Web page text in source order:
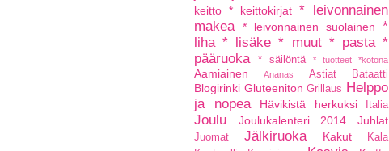
keitto * keittokirjat * leivonnainen
makea
* leivonnainen suolainen
*
liha * lisäke * muut * pasta *
pääruoka
* säilöntä * tuotteet *kotona
Aamiainen Ananas Astiat Bataatti
Blogirinki Gluteeniton Grillaus Helppo
ja nopea
Hävikistä herkuksi Italia
Joulu Joulukalenteri 2014 Juhlat
Juomat Jälkiruoka Kakut
Kala